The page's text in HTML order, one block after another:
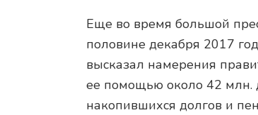
Еще во время большой
половине декабря 2017
высказал намерения
ее помощью около 42 млн.
накопившихся долгов и